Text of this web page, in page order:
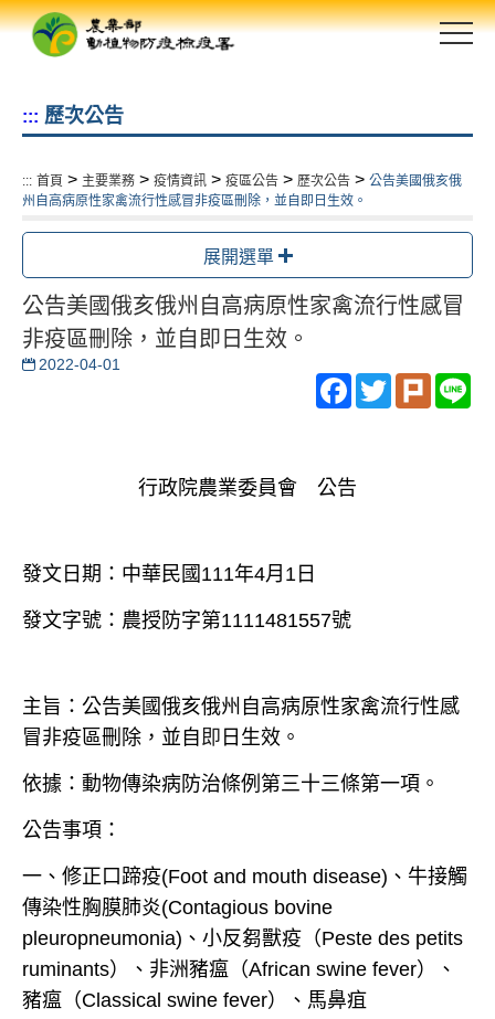
跳
::: 歷次公告
::: 首頁 > 主要業務 > 疫情資訊 > 疫區公告 > 歷次公告 > 公告美國俄亥俄
州自高病原性家禽流行性感冒非疫區刪除，並自即日生效。
展開選單
公告美國俄亥俄州自高病原性家禽流行性感冒
非疫區刪除，並自即日生效。
2022-04-01
Facebook
TwitterPlurk
行政院農業委員會 公告
發文日期：中華民國111年4月1日
發文字號：農授防字第1111481557號
主旨：公告美國俄亥俄州自高病原性家禽流行性感
冒非疫區刪除，並自 即 日 生效。
依據：動物傳染病防治條例第三十三條第一項。
公告事項：
一、修正口蹄疫(Foot and mouth disease)、牛接觸
傳染性胸膜肺炎(Contagious bovine
pleuropneumonia)、小反芻獸疫（Peste des petits
ruminants）、非洲豬瘟（African swine fever）、
豬瘟（Classical swine fever）、馬鼻疽